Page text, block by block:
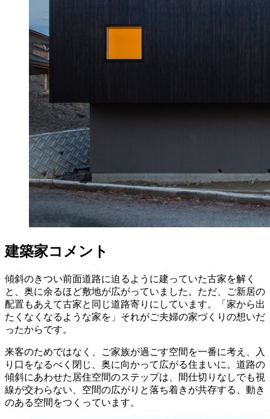
建築家コメント
傾斜のきつい前面道路に迫るように建っていた古家を解く
と、奥に余るほど敷地が広がっていました。ただ、ご新居の
配置もあえて古家と同じ道路寄りにしています。「家から出
たくなくなるような家を」それがご夫婦の家づくりの想いだ
ったからです。
来客のためではなく、ご家族が過ごす空間を一番に考え、入
り口をなるべく閉じ、奥に向かって広がる住まいに。道路の
傾斜にあわせた居住空間のステップは、間仕切りなしでも視
線が交わらない、空間の広がりと落ち着きが共存する、動き
のある空間をつくっています。